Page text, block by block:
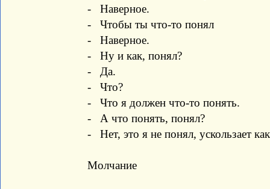
- Наверное.
- Чтобы ты что-то понял
- Наверное.
- Ну и как, понял?
- Да.
- Что?
- Что я должен что-то понять.
- А что понять, понял?
- Нет, это я не понял, ускользает
Молчание